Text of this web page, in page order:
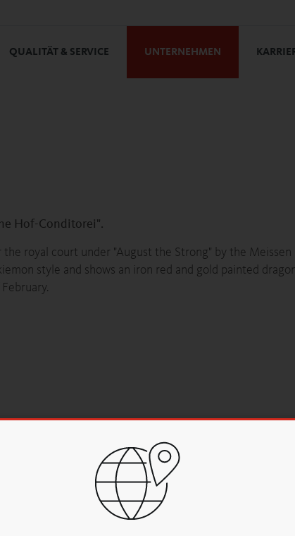
QUALITÄT & SERVICE UNTERNEHMEN
Hof-Conditorei".
royal court under "August the Strong" by the Meissen
style and shows an iron red and gold painted